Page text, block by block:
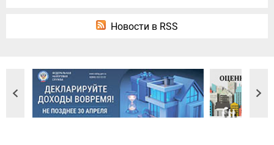
Новости в RSS